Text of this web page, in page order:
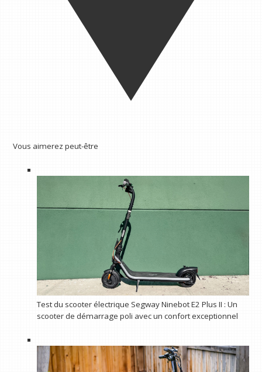
Vous aimerez peut-être
Test du scooter électrique Segway Ninebot E2 Plus II : Un
scooter de démarrage poli avec un confort exceptionnel